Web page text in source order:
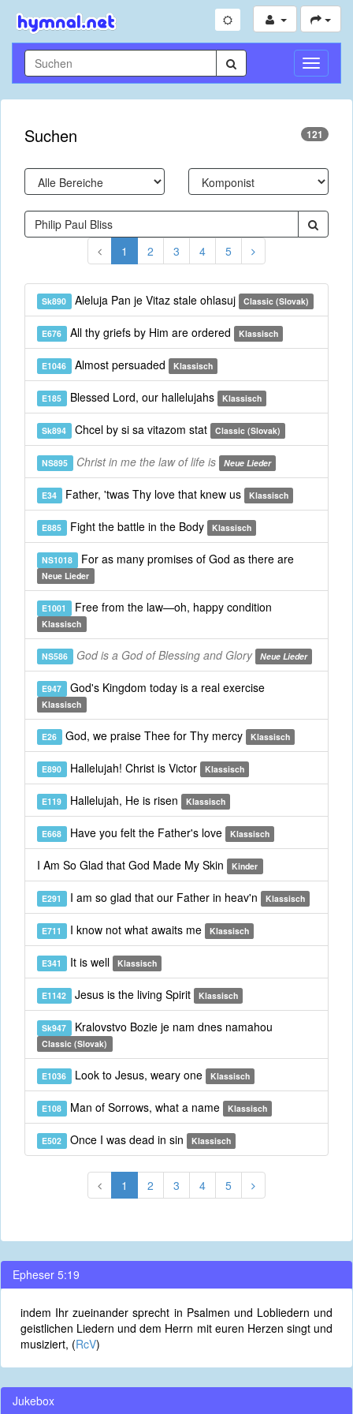
Suchen 121
1 2 3 4 5
Sk890 Aleluja Pan je Vitaz stale ohlasuj Classic (Slovak)
E676 All thy griefs by Him are ordered Klassisch
E1046 Almost persuaded Klassisch
E185 Blessed Lord, our hallelujahs Klassisch
Sk894 Chcel by si sa vitazom stat Classic (Slovak)
NS895 Christ in me the law of life is Neue Lieder
E34 Father, 'twas Thy love that knew us Klassisch
E885 Fight the battle in the Body Klassisch
NS1018 For as many promises of God as there are
Neue Lieder
E1001 Free from the law—oh, happy condition
Klassisch
NS586 God is a God of Blessing and Glory Neue Lieder
E947 God's Kingdom today is a real exercise
Klassisch
E26 God, we praise Thee for Thy mercy Klassisch
E890 Hallelujah! Christ is Victor Klassisch
E119 Hallelujah, He is risen Klassisch
E668 Have you felt the Father's love Klassisch
I Am So Glad that God Made My Skin Kinder
E291 I am so glad that our Father in heav'n Klassisch
E711 I know not what awaits me Klassisch
E341 It is well Klassisch
E1142 Jesus is the living Spirit Klassisch
Sk947 Kralovstvo Bozie je nam dnes namahou
Classic (Slovak)
E1036 Look to Jesus, weary one Klassisch
E108 Man of Sorrows, what a name Klassisch
E502 Once I was dead in sin Klassisch
1 2 3 4 5
Epheser 5:19
indem Ihr zueinander sprecht in Psalmen und Lobliedern und
geistlichen Liedern und dem Herrn mit euren Herzen singt und
musiziert, (RcV)
Jukebox